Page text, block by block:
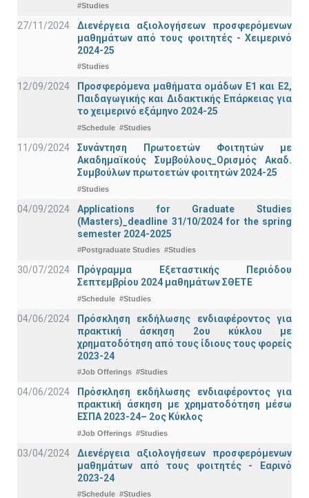
#Studies
27/11/2024
Διενέργεια αξιολογήσεων προσφερόμενων
μαθημάτων από τους φοιτητές - Χειμερινό
2024-25
#Studies
12/09/2024
Προσφερόμενα μαθήματα ομάδων Ε1 και Ε2,
Παιδαγωγικής και Διδακτικής Επάρκειας για
το χειμερινό εξάμηνο 2024-25
#Schedule #Studies
11/09/2024
Συνάντηση Πρωτοετών Φοιτητών με
Ακαδημαϊκούς Συμβούλους_Ορισμός Ακαδ.
Συμβούλων πρωτοετών φοιτητών 2024-25
#Studies
04/09/2024
Applications for Graduate Studies
(Masters)_deadline 31/10/2024 for the spring
semester 2024-2025
#Postgraduate Studies #Studies
30/07/2024
Πρόγραμμα Εξεταστικής Περιόδου
Σεπτεμβρίου 2024 μαθημάτων ΣΘΕΤΕ
#Schedule #Studies
04/06/2024
Πρόσκληση εκδήλωσης ενδιαφέροντος για
πρακτική άσκηση 2ου κύκλου με
χρηματοδότηση από τους ίδιους τους φορείς
2023-24
#Job Offerings #Studies
04/06/2024
Πρόσκληση εκδήλωσης ενδιαφέροντος για
πρακτική άσκηση με χρηματοδότηση μέσω
ΕΣΠΑ 2023-24– 2ος Κύκλος
#Job Offerings #Studies
03/04/2024
Διενέργεια αξιολογήσεων προσφερόμενων
μαθημάτων από τους φοιτητές - Εαρινό
2023-24
#Schedule #Studies